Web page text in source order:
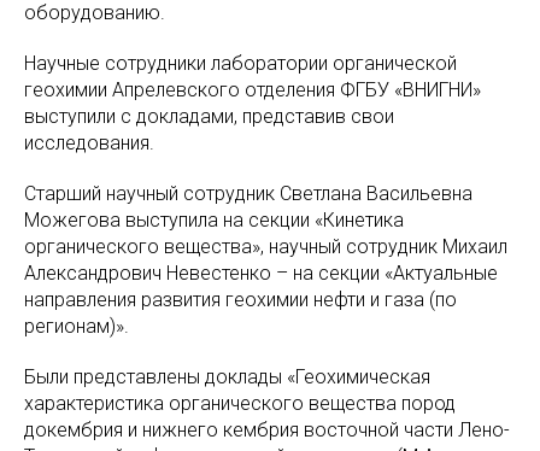
оборудованию.
Научные сотрудники лаборатории органической
геохимии Апрелевского отделения ФГБУ «ВНИГНИ»
выступили с докладами, представив свои
исследования.
Старший научный сотрудник Светлана Васильевна
Можегова выступила на секции «Кинетика
органического вещества», научный сотрудник Михаил
Александрович Невестенко – на секции «Актуальные
направления развития геохимии нефти и газа (по
регионам)».
Были представлены доклады «Геохимическая
характеристика органического вещества пород
докембрия и нижнего кембрия восточной части Лено-